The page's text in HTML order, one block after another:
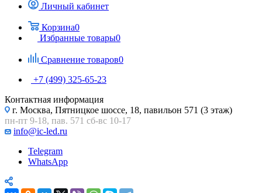
Личный кабинет
Корзина0
Избранные товары0
Сравнение товаров0
+7 (499) 325-65-23
Контактная информация
г. Москва, Пятницкое шоссе, 18, павильон 571 (3 этаж)
пн-пт 9-18, пав. 571 сб-вс 10-17
info@ic-led.ru
Telegram
WhatsApp